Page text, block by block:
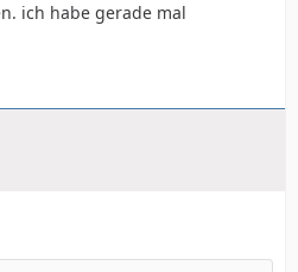
ich habe gerade mal